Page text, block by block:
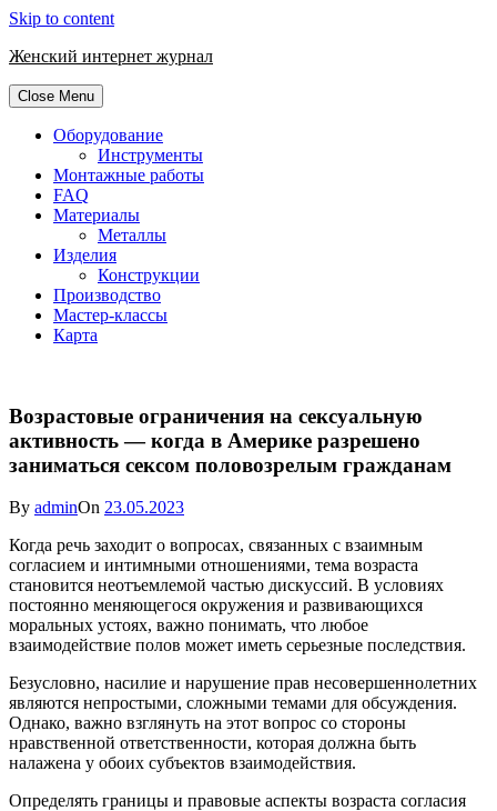
Skip to content
Женский интернет журнал
Close Menu
Оборудование
Инструменты
Монтажные работы
FAQ
Материалы
Металлы
Изделия
Конструкции
Производство
Мастер-классы
Карта
Возрастовые ограничения на сексуальную
активность — когда в Америке разрешено
заниматься сексом половозрелым гражданам
By adminOn 23.05.2023
Когда речь заходит о вопросах, связанных с взаимным
согласием и интимными отношениями, тема возраста
становится неотъемлемой частью дискуссий. В условиях
постоянно меняющегося окружения и развивающихся
моральных устоях, важно понимать, что любое
взаимодействие полов может иметь серьезные последствия.
Безусловно, насилие и нарушение прав несовершеннолетних
являются непростыми, сложными темами для обсуждения.
Однако, важно взглянуть на этот вопрос со стороны
нравственной ответственности, которая должна быть
налажена у обоих субъектов взаимодействия.
Определять границы и правовые аспекты возраста согласия